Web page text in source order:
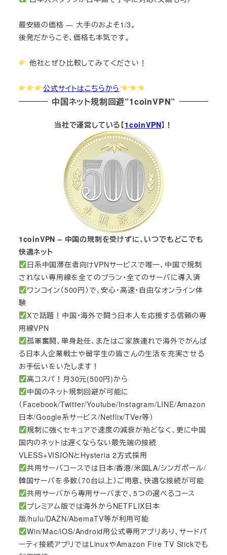
最安級の価格 — 大手のおよそ1/3。
後発だからこそ、価格も本気です。
他社とぜひ比較してみてください！
公式サイトはこちらから
中国ネット規制回避”1coinVPN”
当社で運営している【1coinVPN】！
1coinVPN – 中国の規制を受けずに、いつでもどこでも
快適ネット
日系中国滞在者向けVPNサービスで唯一、中国で規制
されない専用線を全てのプラン・全てのサーバに導入済
ワンコイン（500円）で、安心・高速・自由なオンライン体
験
Xで話題！中国・海外で闘う日本人を応援する信頼の専
用線VPN
孤軍奮闘、単身赴任、またはご家族連れで海外でがんば
る日本人企業戦士や留学生の皆さんの生活を充実させる
お手伝いをいたします！
高コスパ！月30元(500円)から
中国のネット規制回避が可能に
（Facebook/Twitter/Youtube/Instagram/LINE/Amazon
日本/Google系サービス/Netflix/TVer等）
規制に強くセキュアで速度の減衰が殆どなく、更に中国
国内のネットは遅くならない最先端の接続
VLESS+VISIONとHysteria 2方式採用
共用サーバコースでは日本/香港/米国LA/シンガポール/
韓国サーバを多数（70台以上）ご用意、快適な接続が可能
共用サーバから専用サーバまで、5つの選べるコース
プレミアム版では海外からNETFLIX日本
版/hulu/DAZN/AbemaTV等が利用可能
Win/Mac/iOS/Android用公式専用アプリあり、サードパ
ーティ接続アプリではLinuxやAmazon Fire TV Stickでも